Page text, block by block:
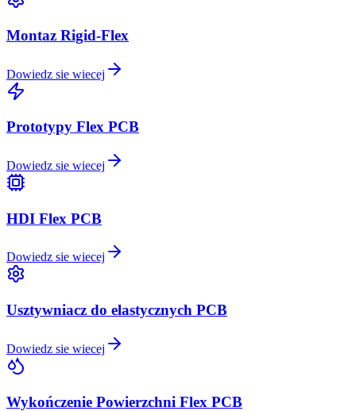
Montaz Rigid-Flex
Dowiedz sie wiecej
Prototypy Flex PCB
Dowiedz sie wiecej
HDI Flex PCB
Dowiedz sie wiecej
Usztywniacz do elastycznych PCB
Dowiedz sie wiecej
Wykończenie Powierzchni Flex PCB